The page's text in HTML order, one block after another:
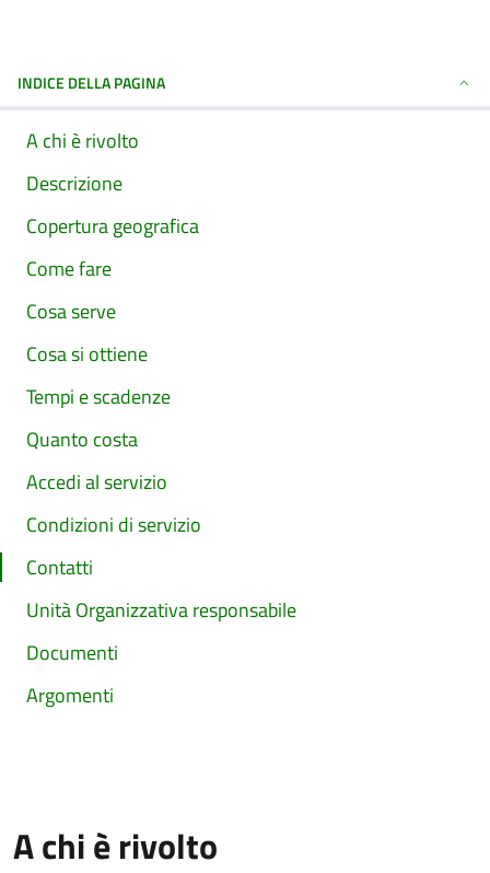
INDICE DELLA PAGINA
A chi è rivolto
Descrizione
Copertura geografica
Come fare
Cosa serve
Cosa si ottiene
Tempi e scadenze
Quanto costa
Accedi al servizio
Condizioni di servizio
Contatti
Unità Organizzativa responsabile
Documenti
Argomenti
A chi è rivolto